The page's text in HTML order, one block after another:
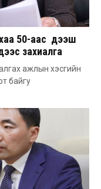
50-аас дээш
захиалга
ажлын хэсгийн
байгу